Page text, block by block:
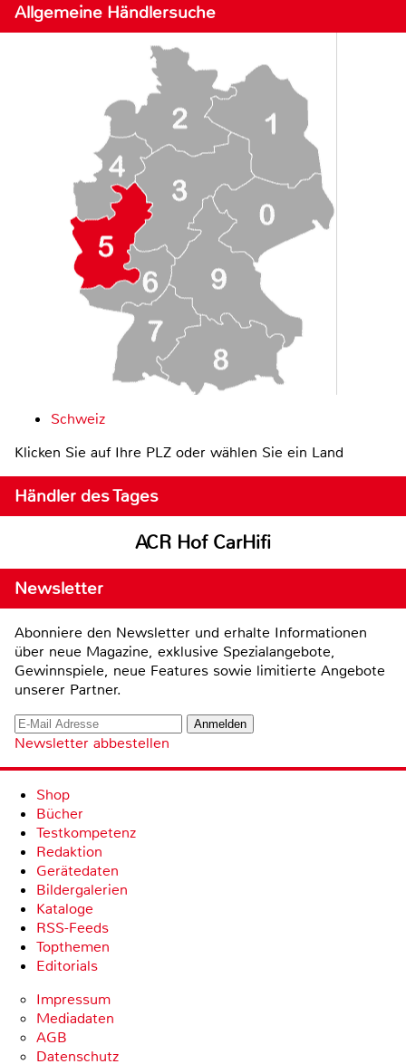
Allgemeine Händlersuche
Schweiz
Klicken Sie auf Ihre PLZ oder wählen Sie ein Land
Händler des Tages
ACR Hof CarHifi
Newsletter
Abonniere den Newsletter und erhalte Informationen
über neue Magazine, exklusive Spezialangebote,
Gewinnspiele, neue Features sowie limitierte Angebote
unserer Partner.
Newsletter abbestellen
Shop
Bücher
Testkompetenz
Redaktion
Gerätedaten
Bildergalerien
Kataloge
RSS-Feeds
Topthemen
Editorials
Impressum
Mediadaten
AGB
Datenschutz